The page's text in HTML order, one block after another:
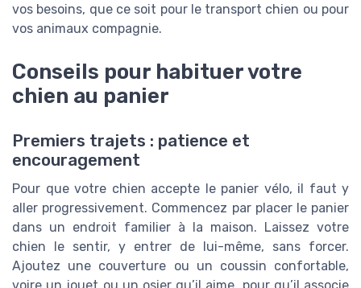
vos besoins, que ce soit pour le transport chien ou pour
vos animaux compagnie.
Conseils pour habituer votre
chien au panier
Premiers trajets : patience et
encouragement
Pour que votre chien accepte le panier vélo, il faut y
aller progressivement. Commencez par placer le panier
dans un endroit familier à la maison. Laissez votre
chien le sentir, y entrer de lui-même, sans forcer.
Ajoutez une couverture ou un coussin confortable,